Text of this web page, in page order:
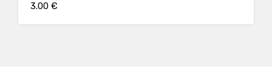
3.00 €